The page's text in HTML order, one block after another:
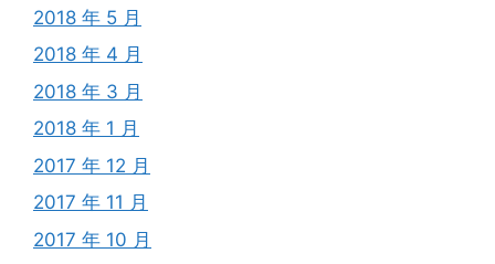
2018 年 5 月
2018 年 4 月
2018 年 3 月
2018 年 1 月
2017 年 12 月
2017 年 11 月
2017 年 10 月